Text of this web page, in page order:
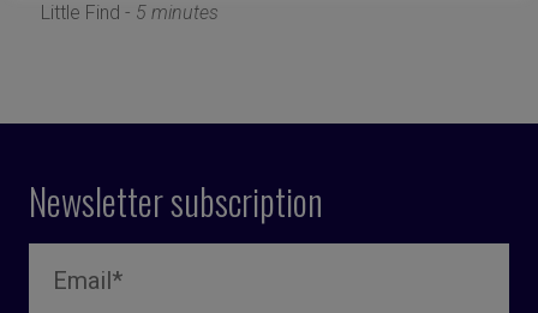
Little Find - 5 minutes
Newsletter subscription